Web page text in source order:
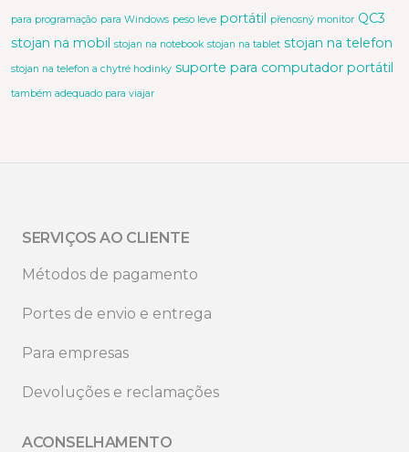
para programação para Windows peso leve portátil přenosný monitor QC3
stojan na mobil stojan na notebook stojan na tablet stojan na telefon
stojan na telefon a chytré hodinky suporte para computador portátil
também adequado para viajar
SERVIÇOS AO CLIENTE
Métodos de pagamento
Portes de envio e entrega
Para empresas
Devoluções e reclamações
ACONSELHAMENTO